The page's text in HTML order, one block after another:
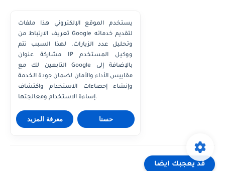
قد يعجبك ايضا
يستخدم الموقع الإلكتروني هذا ملفات
تعريف الارتباط من Google لتقديم خدماته
وتحليل عدد الزيارات. لهذا السبب تتم
مشاركة عنوان IP ووكيل المستخدم
التابعين لك مع Google بالإضافة إلى
مقاييس الأداء والأمان لضمان جودة الخدمة
وإنشاء إحصاءات الاستخدام واكتشاف
إساءة الاستخدام ومعالجتها.
معرفة المزيد حسنا